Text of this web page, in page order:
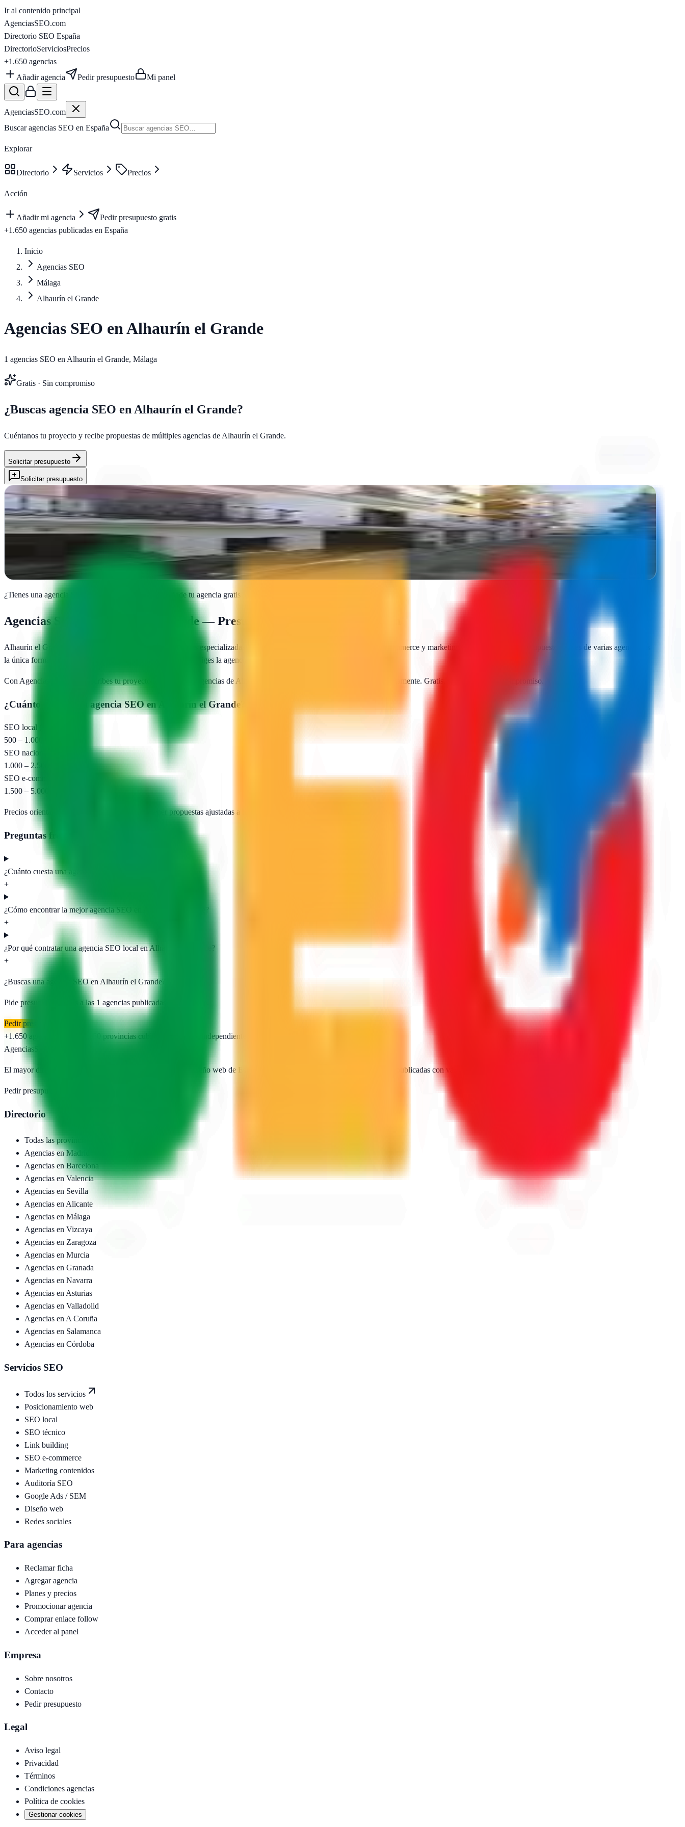
Ir al contenido principal
AgenciasSEO.com
Directorio SEO España
DirectorioServiciosPrecios
+1.650 agencias
Añadir agencia
Pedir presupuesto Mi panel
AgenciasSEO.com
Buscar agencias SEO en España
Explorar
Directorio Servicios Precios
Acción
Añadir mi agencia
Pedir presupuesto gratis
+1.650 agencias publicadas en España
Inicio
Agencias SEO
Málaga
Alhaurín el Grande
Agencias SEO enAlhaurín el Grande
1 agencias SEO en Alhaurín el Grande, Málaga
Gratis · Sin compromiso
¿Buscas agencia SEO en Alhaurín el Grande?
Cuéntanos tu proyecto y recibe propuestas de múltiples agencias de Alhaurín el Grande.
Solicitar presupuesto
Solicitar presupuesto
Alh Sistemas
Alhaurín el Grande, Málaga
En Alhaurín el Grande, Alh Sistemas impulsa negocios con estrategias de marketing adaptadas a cada cliente, potenciando su presencia online y resultados
Ver ficha completa
¿Tienes una agencia SEO en Añade tu agencia gratis
Agencias SEO en Alhaurín el Grande— Presupuesto y guía de contratación
Alhaurín el Grande
especializadas en posicionamiento web local, SEO para e-commerce y marketing digital. Comparar presupuestos reales de varias agencias es
la única forma de asegurarte de que pagas un precio justo y eliges la agencia más adecuada para tu proyecto.
Con AgenciasSEO.com describes tu proyecto una vez y las agencias de Alhaurín el Grande te envían sus propuestas directamente. Gratis, sin llamadas, sin compromiso.
¿Cuánto cuesta una agencia SEO en Alhaurín el Grande
SEO local (pyme)
500 – 1.000 €/mes
SEO nacional
1.000 – 2.500 €/mes
SEO e-commerce
1.500 – 5.000 €/mes
Precios orientativos. Pide presupuesto para obtener propuestas ajustadas a tu proyecto.
Preguntas frecuentes
¿Cuánto cuesta una agencia SEO en Alhaurín el Grande?
+
¿Cómo encontrar la mejor agencia SEO en Alhaurín el Grande?
+
¿Por qué contratar una agencia SEO local en Alhaurín el Grande?
+
¿Buscas una agencia SEO en Alhaurín el Grande
Pide presupuesto gratis a las 1 agencias publicadas. Sin registro.
Pedir presupuesto gratis
+1.650 agencias publicadas provincias cubiertas Directorio independiente
AgenciasSEO
El mayor directorio de agencias SEO, marketing digital y diseño web de España. Encuentra, compara y contacta agencias publicadas con valoraciones reales de Google.
Pedir presupuesto →
Directorio
Todas las provincias
Agencias enMadrid
Agencias en Barcelona
Agencias enValencia
Agencias en Sevilla
Agencias en Alicante
Agencias en Málaga
Agencias en Vizcaya
Agencias en Zaragoza
Agencias en Murcia
Agencias en Granada
Agencias en Navarra
Agencias en Asturias
Agencias en Valladolid
Agencias en A Coruña
Agencias en Salamanca
Agencias en Córdoba
Servicios SEO
Todos los servicios
Posicionamiento web
SEO local
SEO técnico
Link building
SEO e-commerce
Marketing contenidos
Auditoría SEO
Google Ads / SEM
Diseño web
Redes sociales
Para agencias
Reclamar ficha
Agregar agencia
Planes y precios
Promocionar agencia
Comprar enlace follow
Acceder al panel
Empresa
Sobre nosotros
Contacto
Pedir presupuesto
Legal
Aviso legal
Privacidad
Términos
Condiciones agencias
Política de cookies
Gestionar cookies